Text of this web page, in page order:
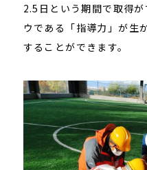
2.5日という期間で取得
ウである「指導力」が生
することができます。